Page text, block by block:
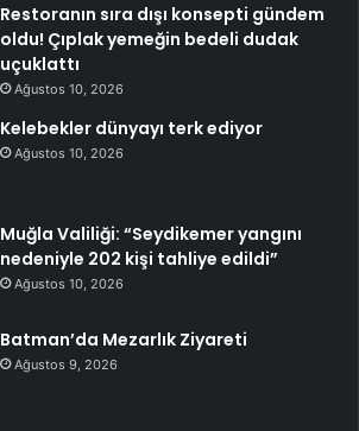
Restoranın sıra dışı konsepti gündem
oldu! Çıplak yemeğin bedeli dudak
uçuklattı
Ağustos 10, 2026
Kelebekler dünyayı terk ediyor
Ağustos 10, 2026
Muğla Valiliği: “Seydikemer yangını
nedeniyle 202 kişi tahliye edildi”
Ağustos 10, 2026
Batman’da Mezarlık Ziyareti
Ağustos 9, 2026